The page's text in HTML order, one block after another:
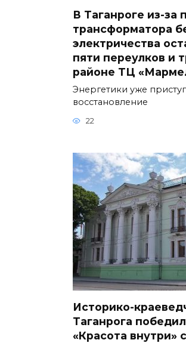
В Таганроге из-за
трансформатора
электричества
пяти переулков и
районе ТЦ
Энергетики уже
восстановление
22
Историко-
Таганрога
«Красота внутри»